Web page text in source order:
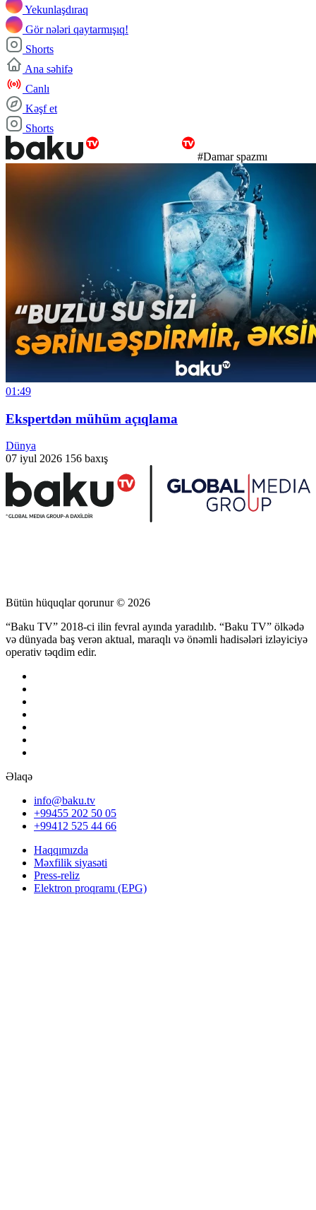
Yekunlaşdıraq
Gör nələri qaytarmışıq!
Shorts
Ana səhifə
Canlı
Kəşf et
Shorts
#Damar spazmı
01:49
Ekspertdən mühüm açıqlama
Dünya
07 iyul 2026 156 baxış
Bütün hüquqlar qorunur © 2026
“Baku TV” 2018-ci ilin fevral ayında yaradılıb. “Baku TV” ölkədə
və dünyada baş verən aktual, maraqlı və önəmli hadisələri izləyiciyə
operativ təqdim edir.
Əlaqə
info@baku.tv
+99455 202 50 05
+99412 525 44 66
Haqqımızda
Məxfilik siyasəti
Press-reliz
Elektron proqramı (EPG)